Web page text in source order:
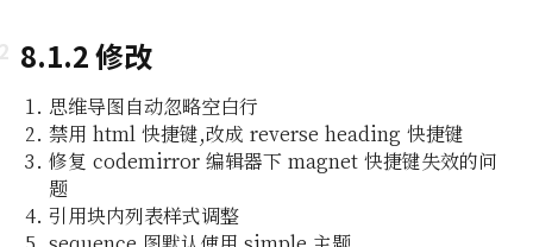
8.1.2 修改
思维导图自动忽略空白行
禁用 html 快捷键,改成 reverse heading 快捷键
修复 codemirror 编辑器下 magnet 快捷键失效的问
题
引用块内列表样式调整
及白